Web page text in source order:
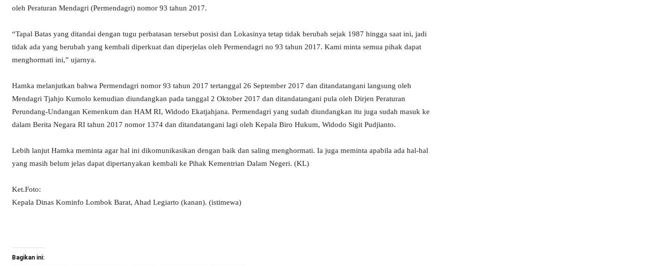
oleh Peraturan Mendagri (Permendagri) nomor 93 tahun 2017.
“Tapal Batas yang ditandai dengan tugu perbatasan tersebut posisi dan Lokasinya tetap tidak berubah sejak 1987 hingga saat ini, jadi
tidak ada yang berubah yang kembali diperkuat dan diperjelas oleh Permendagri no 93 tahun 2017. Kami minta semua pihak dapat
menghormati ini,” ujarnya.
Hamka melanjutkan bahwa Permendagri nomor 93 tahun 2017 tertanggal 26 September 2017 dan ditandatangani langsung oleh
Mendagri Tjahjo Kumolo kemudian diundangkan pada tanggal 2 Oktober 2017 dan ditandatangani pula oleh Dirjen Peraturan
Perundang-Undangan Kemenkum dan HAM RI, Widodo Ekatjahjana. Permendagri yang sudah diundangkan itu juga sudah masuk ke
dalam Berita Negara RI tahun 2017 nomor 1374 dan ditandatangani lagi oleh Kepala Biro Hukum, Widodo Sigit Pudjianto.
Lebih lanjut Hamka meminta agar hal ini dikomunikasikan dengan baik dan saling menghormati. Ia juga meminta apabila ada hal-hal
yang masih belum jelas dapat dipertanyakan kembali ke Pihak Kementrian Dalam Negeri. (KL)
Ket.Foto:
Kepala Dinas Kominfo Lombok Barat, Ahad Legiarto (kanan). (istimewa)
Bagikan ini: